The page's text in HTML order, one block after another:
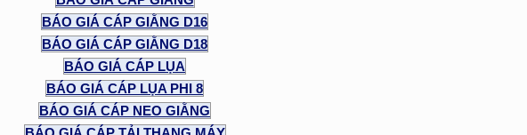
BÁO GIÁ CÁP GIẰNG D16
BÁO GIÁ CÁP GIẰNG D18
BÁO GIÁ CÁP LỤA
BÁO GIÁ CÁP LỤA PHI 8
BÁO GIÁ CÁP NEO GIẰNG